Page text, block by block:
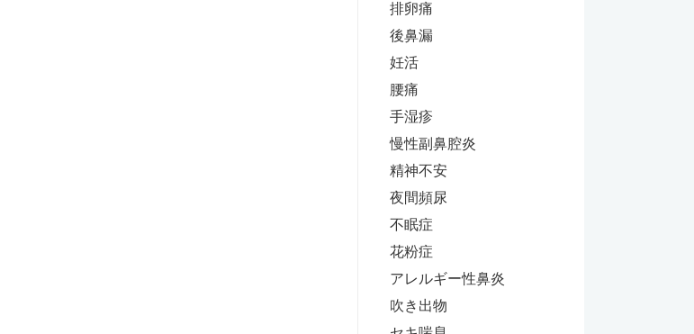
排卵痛
後鼻漏
妊活
腰痛
手湿疹
慢性副鼻腔炎
精神不安
夜間頻尿
不眠症
花粉症
アレルギー性鼻炎
吹き出物